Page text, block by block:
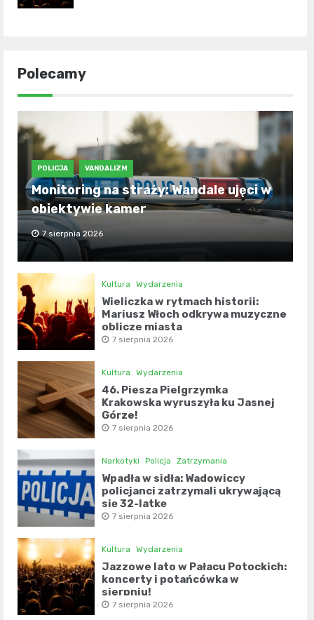
Polecamy
POLICJA VANDALIZM
Monitoring na straży: Wandale ujęci w
obiektywie kamer
7 sierpnia 2026
Kultura Wydarzenia
Wieliczka w rytmach historii:
Mariusz Włoch odkrywa muzyczne
oblicze miasta
7 sierpnia 2026
Kultura Wydarzenia
46. Piesza Pielgrzymka
Krakowska wyruszyła ku Jasnej
Górze!
7 sierpnia 2026
Narkotyki Policja Zatrzymania
Wpadła w sidła: Wadowiccy
policjanci zatrzymali ukrywającą
się 32-latkę
7 sierpnia 2026
Kultura Wydarzenia
Jazzowe lato w Pałacu Potockich:
koncerty i potańcówka w
sierpniu!
7 sierpnia 2026